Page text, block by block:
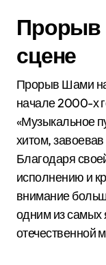
Прорыв
сцене
Прорыв Шами
начале 2000-х
«Музыкальное
хитом,
Благодаря
исполнению и
внимание
одним из самых
отечественной